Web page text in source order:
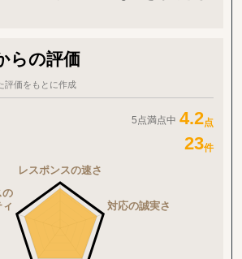
ガポール、ベトナム、インドネシア）
グ（進出済企業様向け）
務アドバイス・意見書
要であればパートナー交渉業務）
ルティング
」案件の情報提供
ス（シンガポール、ベトナム）
（記帳代行、税務、監査、給与計算、銀行支
らの評価
評価をもとに作成
5点満点中 4.2点
23件